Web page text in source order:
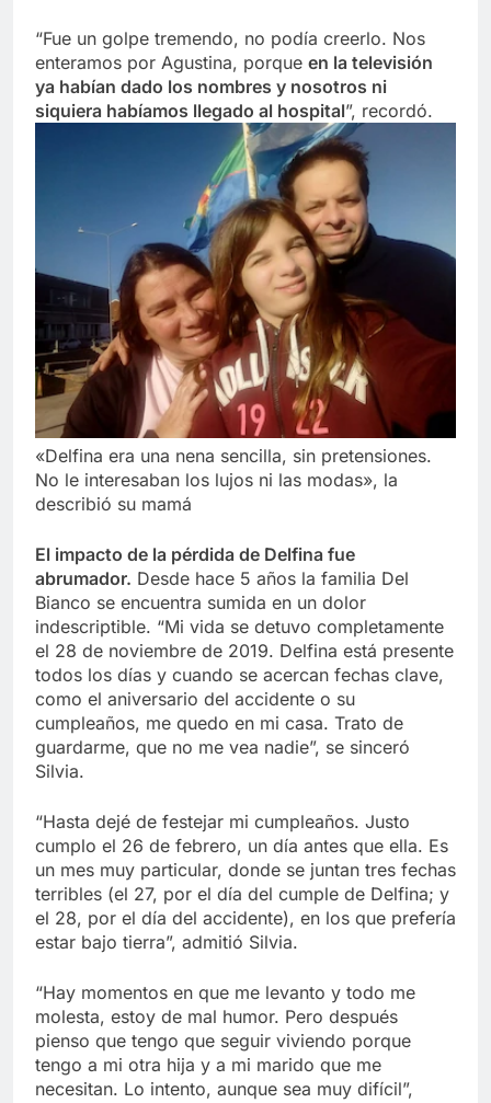
“Fue un golpe tremendo, no podía creerlo. Nos
enteramos por Agustina, porque en la televisión
ya habían dado los nombres y nosotros ni
siquiera habíamos llegado al hospital”, recordó.
«Delfina era una nena sencilla, sin pretensiones.
No le interesaban los lujos ni las modas», la
describió su mamá
El impacto de la pérdida de Delfina fue
abrumador. Desde hace 5 años la familia Del
Bianco se encuentra sumida en un dolor
indescriptible. “Mi vida se detuvo completamente
el 28 de noviembre de 2019. Delfina está presente
todos los días y cuando se acercan fechas clave,
como el aniversario del accidente o su
cumpleaños, me quedo en mi casa. Trato de
guardarme, que no me vea nadie”, se sinceró
Silvia.
“Hasta dejé de festejar mi cumpleaños. Justo
cumplo el 26 de febrero, un día antes que ella. Es
un mes muy particular, donde se juntan tres fechas
terribles (el 27, por el día del cumple de Delfina; y
el 28, por el día del accidente), en los que prefería
estar bajo tierra”, admitió Silvia.
“Hay momentos en que me levanto y todo me
molesta, estoy de mal humor. Pero después
pienso que tengo que seguir viviendo porque
tengo a mi otra hija y a mi marido que me
necesitan. Lo intento, aunque sea muy difícil”,